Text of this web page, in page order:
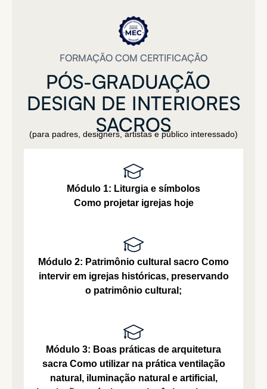
FORMAÇÃO COM CERTIFICAÇÃO
PÓS-GRADUAÇÃO
DESIGN DE INTERIORES
SACROS
(para padres, designers, artistas e público interessado)
Módulo 1: Liturgia e símbolos
Como projetar igrejas hoje
Módulo 2: Patrimônio cultural sacro Como
intervir em igrejas históricas, preservando
o patrimônio cultural;
Módulo 3: Boas práticas de arquitetura
sacraComo utilizar na prática ventilação
natural, iluminação natural e artificial,